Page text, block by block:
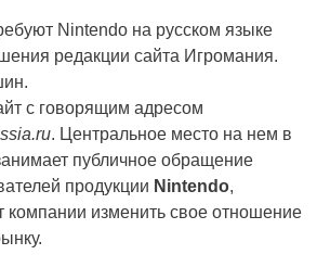
Nintendo на русском языке
редакции сайта Игромания.
с говорящим адресом
. Центральное место на нем в
публичное обращение
продукции Nintendo,
компании изменить свое отношение